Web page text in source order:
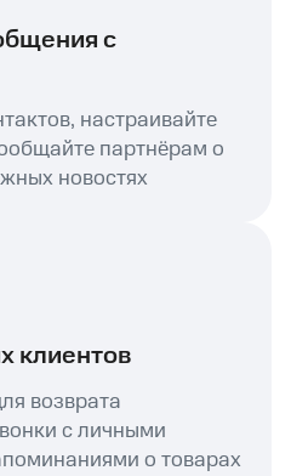
с
настраивайте
партнёрам о
новостях
клиентов
возврата
с личными
о товарах